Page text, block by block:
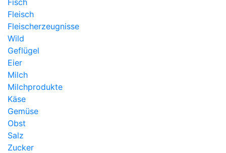
Fleisch
Fleischerzeugnisse
Wild
Geflügel
Eier
Milch
Milchprodukte
Käse
Gemüse
Obst
Salz
Zucker